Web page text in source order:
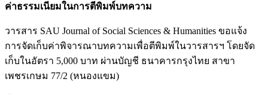
ค่าธรรมเนียมในการตีพิมพ์บทความ
วารสาร SAU Journal of Social Sciences & Humanities ขอแจ้ง
การจัดเก็บค่าพิจารณาบทความเพื่อตีพิมพ์ในวารสารฯ โดยจัด
เก็บในอัตรา 5,000 บาท ผ่านบัญชี ธนาคารกรุงไทย สาขา
เพชรเกษม 77/2 (หนองแขม)